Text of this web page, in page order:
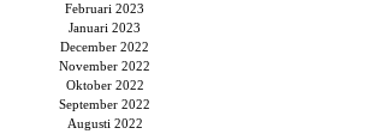
Februari 2023
Januari 2023
December 2022
November 2022
Oktober 2022
September 2022
Augusti 2022